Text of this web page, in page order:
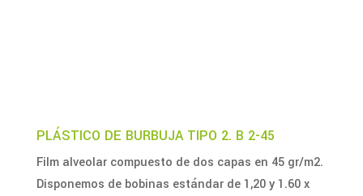
PLÁSTICO DE BURBUJA TIPO 2. B 2-45
Film alveolar compuesto de dos capas en 45 gr/m2.
Disponemos de bobinas estándar de 1,20 y 1.60 x